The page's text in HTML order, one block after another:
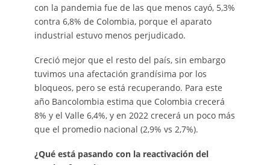
con la pandemia fue de las que menos cayó, 5,3%
contra 6,8% de Colombia, porque el aparato
industrial estuvo menos perjudicado.
Creció mejor que el resto del país, sin embargo
tuvimos una afectación grandísima por los
bloqueos, pero se está recuperando. Para este
año Bancolombia estima que Colombia crecerá
8% y el Valle 6,4%, y en 2022 crecerá un poco más
que el promedio nacional (2,9% vs 2,7%).
¿Qué está pasando con la reactivación del